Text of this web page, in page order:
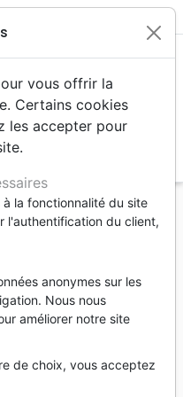
vous offrir la
Certains cookies
les accepter pour
la fonctionnalité du site
l'authentification du client,
anonymes sur les
Nous nous
améliorer notre site
de choix, vous acceptez